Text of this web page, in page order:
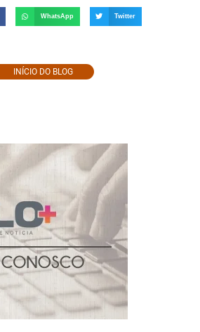
WhatsApp Twitter
INÍCIO DO BLOG